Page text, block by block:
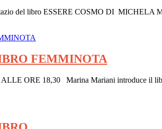
del libro ESSERE COSMO DI MICHELA
FEMMINOTA
ORE 18,30 Marina Mariani introduce il